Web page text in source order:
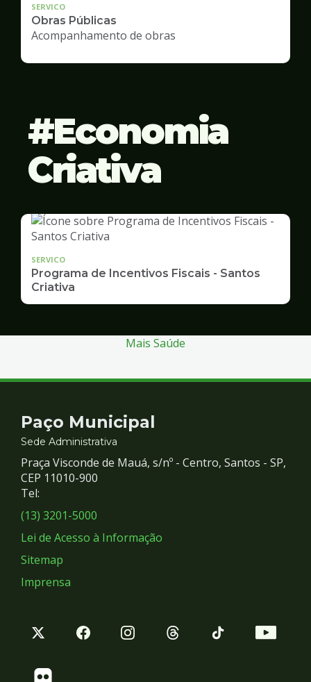
SERVICO
Obras Públicas
Acompanhamento de obras
Economia
Criativa
SERVICO
Programa de Incentivos Fiscais - Santos
Criativa
Mais Saúde
Contato
e
Redes
Sociais
Paço Municipal
Sede Administrativa
Praça Visconde de Mauá, s/nº - Centro, Santos - SP,
CEP 11010-900
Tel:
(13) 3201-5000
Lei de Acesso à Informação
Sitemap
Imprensa